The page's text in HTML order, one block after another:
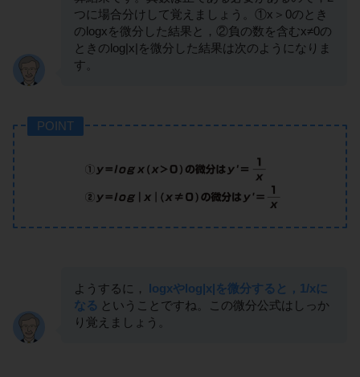
つに場合分けして覚えましょう。①x＞0のとき
のlogxを微分した結果と，②負の数を含むx≠0の
ときのlog|x|を微分した結果は次のようになりま
す。
POINT
ようするに，
logxやlog|x|を微分すると，1/xに
なる ということですね。この微分公式はしっか
り覚えましょう。